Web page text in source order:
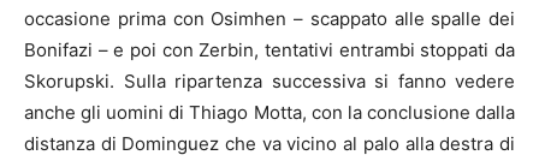
occasione prima con Osimhen – scappato alle spalle dei
Bonifazi – e poi con Zerbin, tentativi entrambi stoppati da
Skorupski. Sulla ripartenza successiva si fanno vedere
anche gli uomini di Thiago Motta, con la conclusione dalla
distanza di Dominguez che va vicino al palo alla destra di